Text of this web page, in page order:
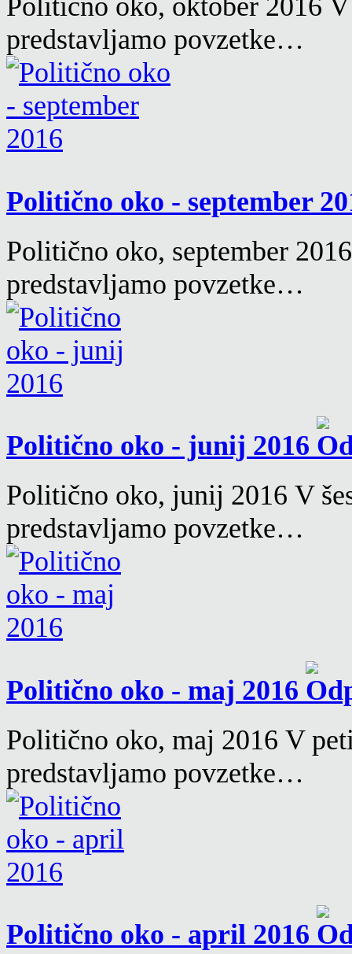
Politično oko, oktober 2016
predstavljamo povzetke…
Politično oko - september
Politično oko, september
predstavljamo povzetke…
Politično oko - junij 2016
Politično oko, junij 2016 V
predstavljamo povzetke…
Politično oko - maj 2016
Politično oko, maj 2016 V
predstavljamo povzetke…
Politično oko - april 2016